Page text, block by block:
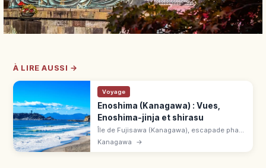
À LIRE AUSSI →
Voyage
Enoshima (Kanagawa) : Vues,
Enoshima-jinja et shirasu
Île de Fujisawa (Kanagawa), escapade phare
de Shōnan depuis Tokyo. Enoshima-jinja,
phare Sea Candle, grottes Iwaya, plages,
Kanagawa →